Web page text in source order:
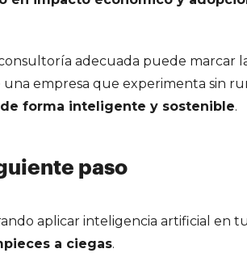
adecuada puede marcar
empresa que experimenta sin
forma inteligente y sostenible.
paso
aplicar inteligencia artificial en
a ciegas.